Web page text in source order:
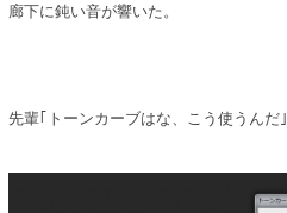
廊下に鈍い音が響いた。
先輩｢トーンカーブはな、こう使うんだ｣